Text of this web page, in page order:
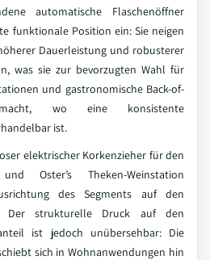
automatische Flaschenöffner
funktionale Position ein: Sie neigen
Dauerleistung und robusterer
was sie zur bevorzugten Wahl für
und gastronomische Back-of-
macht, wo eine konsistente
ist.
elektrischer Korkenzieher für den
Oster’s Theken-Weinstation
des Segments auf den
Der strukturelle Druck auf den
ist jedoch unübersehbar: Die
sich in Wohnanwendungen hin